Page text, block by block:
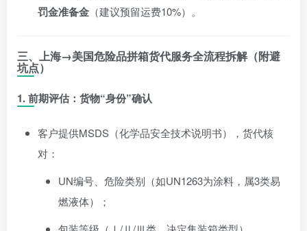
罚金准备金 （建议预留运费10%）。
三、上海→美国危险品拼箱货代服务全流程拆解（附避
坑点）
1.前期评估：货物“身份”确认
客户提供MSDS（化学品安全技术说明书），货代核
对：
UN编号、危险类别（如UN1263为涂料，属3类易
燃液体）；